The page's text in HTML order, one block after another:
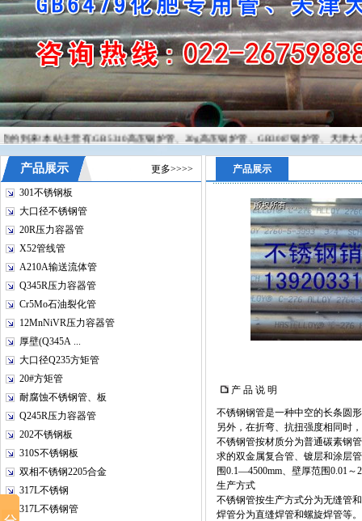
到来!本站主营有:GB5310高压锅炉管、20g高压锅炉管、GB3087锅炉管、天津大
产品展示 更多>>>>
301不锈钢板
大口径不锈钢管
20R压力容器管
X52管线管
A210A输送流体管
Q345R压力容器管
Cr5Mo石油裂化管
12MnNiVR压力容器管
厚壁(Q345A ...
大口径Q235方矩管
20#方矩管
耐腐蚀不锈钢管、板
Q245R压力容器管
202不锈钢板
310S不锈钢板
双相不锈钢2205合金
317L不锈钢
317L不锈钢管
产品展示
产 品 说 明
不锈钢钢管是一种中空的长条圆
另外，在折弯、抗扭强度相同时
不锈钢管按材质分为普通碳素钢
求的双金属复合管、镀层和涂层
围0.1—4500mm、壁厚范围0.01
生产方式
不锈钢管按生产方式分为无缝管
焊管分为直缝焊管和螺旋焊管等。